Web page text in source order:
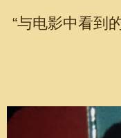
“与电影中看到